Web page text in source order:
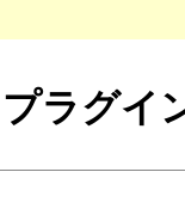
ラグイ